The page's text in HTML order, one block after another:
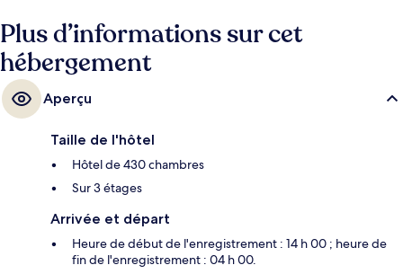
Plus d’informations sur cet
hébergement
Aperçu
Taille de l'hôtel
Hôtel de 430 chambres
Sur 3 étages
Arrivée et départ
Heure de début de l'enregistrement : 14 h 00 ; heure de
fin de l'enregistrement : 04 h 00.